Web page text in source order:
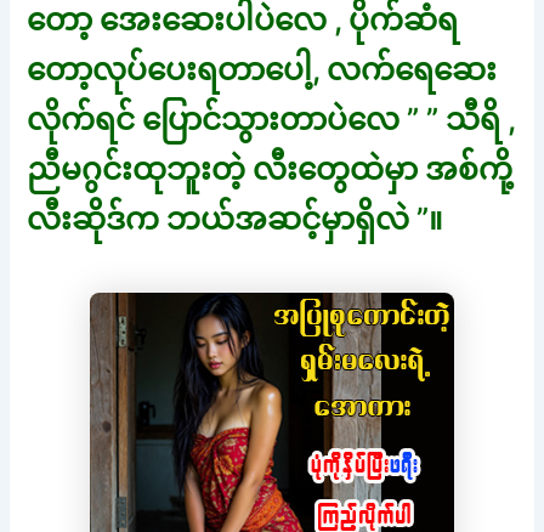
တော့ အေးဆေးပါပဲလေ , ပိုက်ဆံရ
တော့လုပ်ပေးရတာပေါ့, လက်ရေဆေး
လိုက်ရင် ပြောင်သွားတာပဲလေ ” ” သီရိ ,
ညီမဂွင်းထုဘူးတဲ့ လီးတွေထဲမှာ အစ်ကို့
လီးဆိုဒ်က ဘယ်အဆင့်မှာရှိလဲ ”။